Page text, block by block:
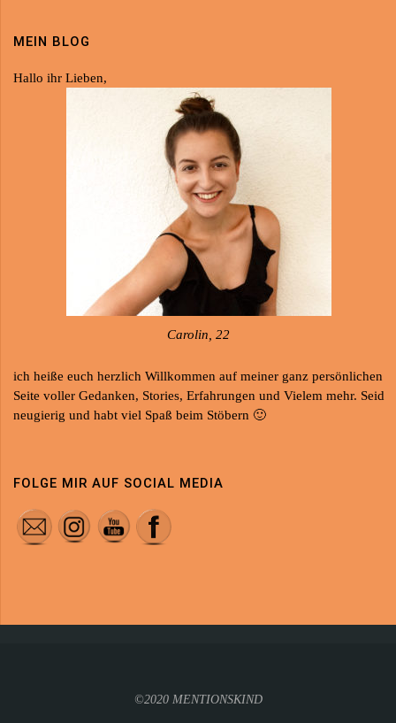
MEIN BLOG
Hallo ihr Lieben,
Carolin, 22
ich heiße euch herzlich Willkommen auf meiner ganz persönlichen
Seite voller Gedanken, Stories, Erfahrungen und Vielem mehr. Seid
neugierig und habt viel Spaß beim Stöbern 🙂
FOLGE MIR AUF SOCIAL MEDIA
©2020 MENTIONSKIND